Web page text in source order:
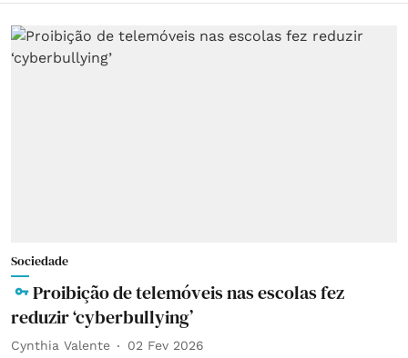
Sociedade
Proibição de telemóveis nas escolas fez
reduzir ‘cyberbullying’
Cynthia Valente 02 Fev 2026